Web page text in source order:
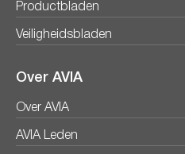
Productbladen
Veiligheidsbladen
Over AVIA
Over AVIA
AVIA Leden